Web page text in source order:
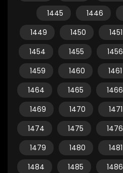
1445
1446
1449
1450 1451
1454
1455 1456
1459
1460 1461
1464
1465 1466
1469
1470 1471
1474
1475 1476
1479
1480 1481
1484
1485 1486